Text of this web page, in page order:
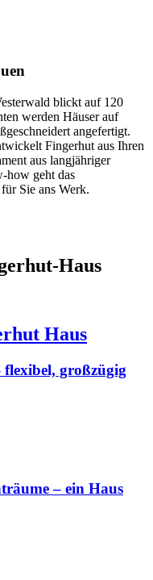
blickt auf 120
werden Häuser auf
angefertigt.
Fingerhut aus Ihren
aus langjähriger
how geht das
Sie ans Werk.
Haus
Haus
großzügig
– ein Haus